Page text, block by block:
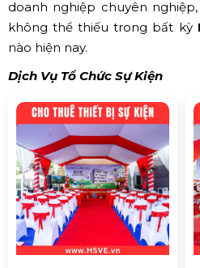
doanh nghiệp chuyên
không thể thiếu trong bất kỳ
nào hiện nay.
Dịch Vụ Tổ Chức Sự Kiện